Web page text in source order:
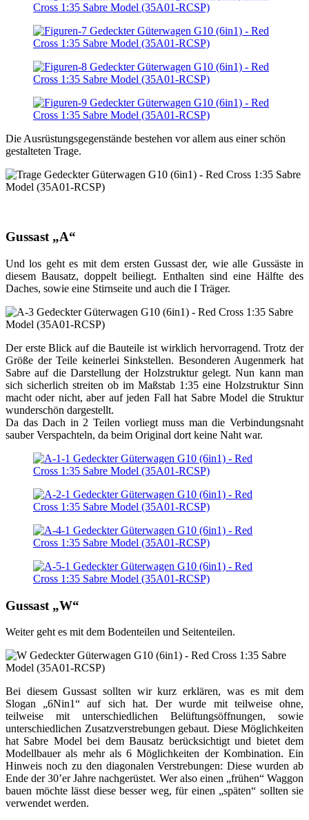
Die Ausrüstungsgegenstände bestehen vor allem aus einer schön
gestalteten Trage.
Gussast „A“
Und los geht es mit dem ersten Gussast der, wie alle Gussäste in
diesem Bausatz, doppelt beiliegt. Enthalten sind eine Hälfte des
Daches, sowie eine Stirnseite und auch die I Träger.
Der erste Blick auf die Bauteile ist wirklich hervorragend. Trotz der
Größe der Teile keinerlei Sinkstellen. Besonderen Augenmerk hat
Sabre auf die Darstellung der Holzstruktur gelegt. Nun kann man
sich sicherlich streiten ob im Maßstab 1:35 eine Holzstruktur Sinn
macht oder nicht, aber auf jeden Fall hat Sabre Model die Struktur
wunderschön dargestellt.
Da das Dach in 2 Teilen vorliegt muss man die Verbindungsnaht
sauber Verspachteln, da beim Original dort keine Naht war.
Gussast „W“
Weiter geht es mit dem Bodenteilen und Seitenteilen.
Bei diesem Gussast sollten wir kurz erklären, was es mit dem
Slogan „6Nin1“ auf sich hat. Der wurde mit teilweise ohne,
teilweise mit unterschiedlichen Belüftungsöffnungen, sowie
unterschiedlichen Zusatzverstrebungen gebaut. Diese Möglichkeiten
hat Sabre Model bei dem Bausatz berücksichtigt und bietet dem
Modellbauer als mehr als 6 Möglichkeiten der Kombination. Ein
Hinweis noch zu den diagonalen Verstrebungen: Diese wurden ab
Ende der 30’er Jahre nachgerüstet. Wer also einen „frühen“ Waggon
bauen möchte lässt diese besser weg, für einen „späten“ sollten sie
verwendet werden.